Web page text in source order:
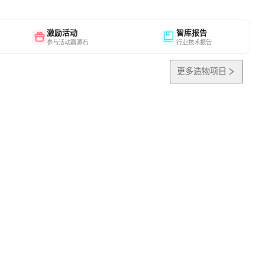
激励活动
参与活动赢源石
智库报告
行业技术报告
更多造物项目